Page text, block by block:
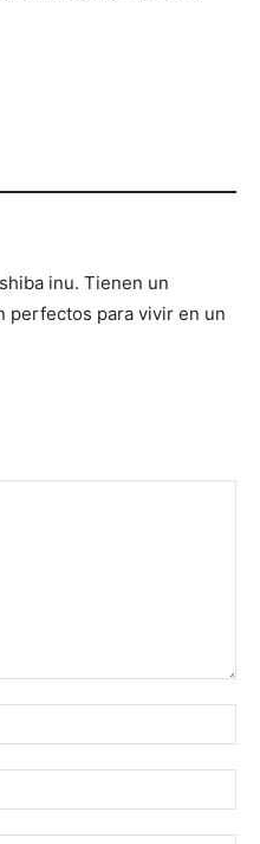
inu. Tienen un
perfectos para vivir en un